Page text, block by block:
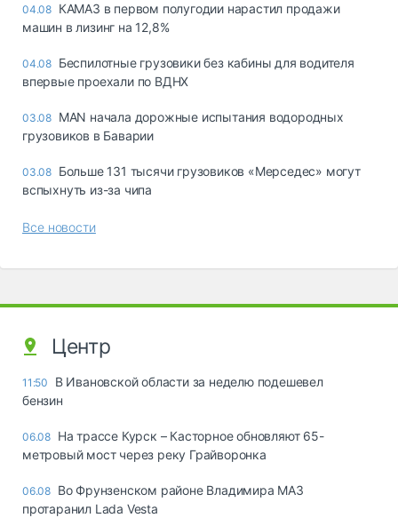
04.08 КАМАЗ в первом полугодии нарастил продажи
машин в лизинг на 12,8%
04.08 Беспилотные грузовики без кабины для водителя
впервые проехали по ВДНХ
03.08 MAN начала дорожные испытания водородных
грузовиков в Баварии
03.08 Больше 131 тысячи грузовиков «Мерседес» могут
вспыхнуть из-за чипа
Все новости
Центр
11:50
В Ивановской области за неделю подешевел
бензин
06.08 На трассе Курск – Касторное обновляют 65-
метровый мост через реку Грайворонка
06.08 Во Фрунзенском районе Владимира МАЗ
протаранил Lada Vesta